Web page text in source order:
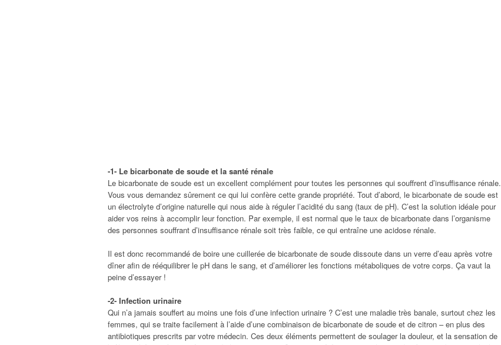
-1- Le bicarbonate de soude et la santé rénale
Le bicarbonate de soude est un excellent complément pour toutes les personnes qui souffrent d’insuffisance rénale.
Vous vous demandez sûrement ce qui lui confère cette grande propriété. Tout d’abord, le bicarbonate de soude est
un électrolyte d’origine naturelle qui nous aide à réguler l’acidité du sang (taux de pH). C’est la solution idéale pour
aider vos reins à accomplir leur fonction. Par exemple, il est normal que le taux de bicarbonate dans l’organisme
des personnes souffrant d’insuffisance rénale soit très faible, ce qui entraîne une acidose rénale.
Il est donc recommandé de boire une cuillerée de bicarbonate de soude dissoute dans un verre d’eau après votre
dîner afin de rééquilibrer le pH dans le sang, et d’améliorer les fonctions métaboliques de votre corps. Ça vaut la
peine d’essayer !
-2- Infection urinaire
Qui n’a jamais souffert au moins une fois d’une infection urinaire ? C’est une maladie très banale, surtout chez les
femmes, qui se traite facilement à l’aide d’une combinaison de bicarbonate de soude et de citron – en plus des
antibiotiques prescrits par votre médecin. Ces deux éléments permettent de soulager la douleur, et la sensation de